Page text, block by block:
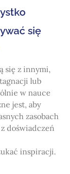
się
się z innymi,
lub
w nauce
jest, aby
zasobach
doświadczeń
inspiracji.